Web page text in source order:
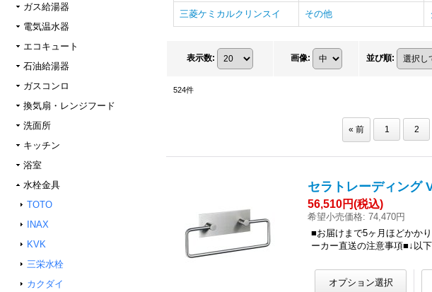
ガス給湯器
電気温水器
エコキュート
石油給湯器
ガスコンロ
換気扇・レンジフード
洗面所
キッチン
浴室
水栓金具
TOTO
INAX
KVK
三栄水栓
カクダイ
三菱ケミカルクリンスイ その他
表示数: 画像: 並び順:
524件
« 前 1 2
セラトレーディング
56,510円(税込)
希望小売価格: 74,470円
■お届けまで5ヶ月ほどかか
ーカー直送の注意事項■↓以